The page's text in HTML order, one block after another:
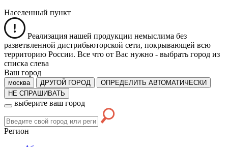
Населенный пункт
Реализация нашей продукции немыслима без
разветвленной дистрибьюторской сети, покрывающей всю
территорию России. Все что от Вас нужно - выбрать город из
списка слева
Ваш город
москва ДРУГОЙ ГОРОД
ОПРЕДЕЛИТЬ АВТОМАТИЧЕСКИ
НЕ СПРАШИВАТЬ
выберите ваш город
Регион